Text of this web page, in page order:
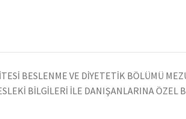
BESLENME VE DİYETETİK BÖLÜMÜ
BİLGİLERİ İLE DANIŞANLARINA ÖZEL